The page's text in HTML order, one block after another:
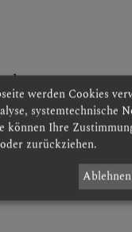
werden Cookies
systemtechnische
können Ihre
zurückziehen.
Ablehnen